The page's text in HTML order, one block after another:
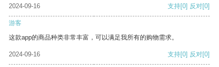
2024-09-16 支持[0] 反对[0]
游客
这款app的商品种类非常丰富，可以满足我所有的购物需求。
2024-09-16 支持[0] 反对[0]